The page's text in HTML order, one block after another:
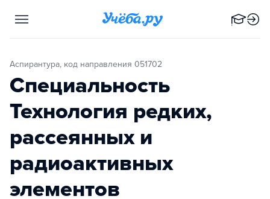
Аспирантура, код направления 051702
Специальность
Технология редких,
рассеянных и
радиоактивных
элементов